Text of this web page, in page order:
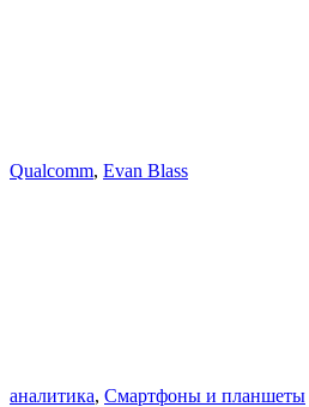
Qualcomm, Evan Blass
аналитика, Смартфоны и планшеты